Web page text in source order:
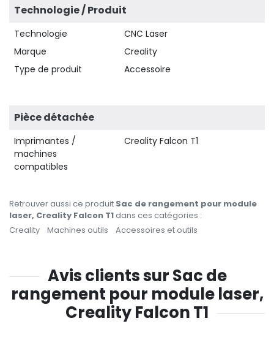
Technologie / Produit
Technologie
CNC Laser
Marque
Creality
Type de produit
Accessoire
Pièce détachée
Imprimantes /
machines
compatibles
Creality Falcon T1
Retrouver aussi ce produit Sac de rangement pour module
laser, Creality Falcon T1dans ces catégories :
Creality
Machines outils Accessoires et outils
Avis clients sur Sac de
rangement pour module laser,
Creality Falcon T1